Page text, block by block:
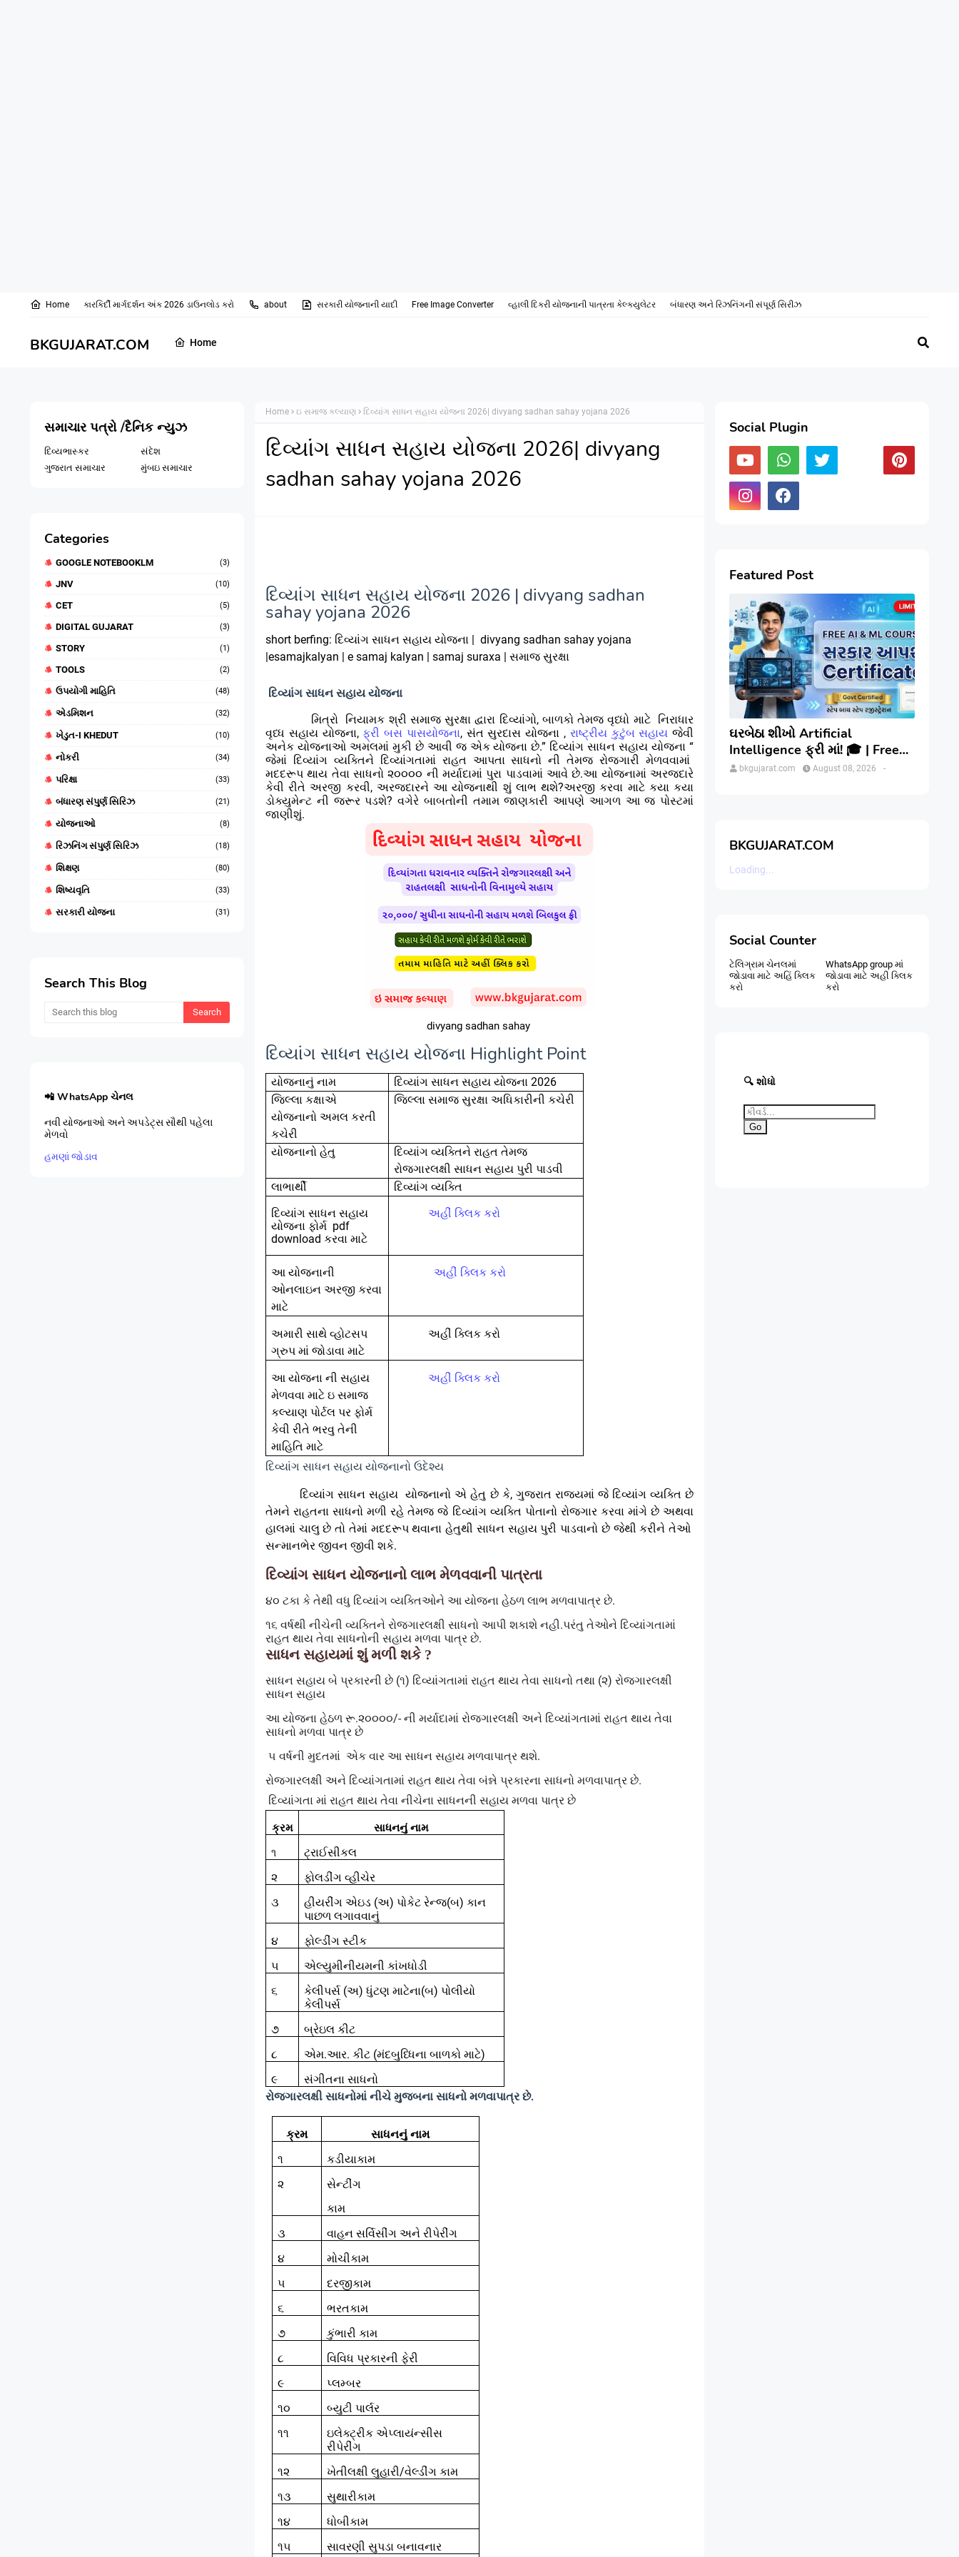
Home કારકિર્દી માર્ગદર્શન અંક 2026 ડાઉનલોડ કરો about સરકારી યોજનાની યાદી Free Image Converter વ્હાલી દિકરી યોજનાની પાત્રતા કેલ્ક્યુલેટર બંધારણ અને રિઝનિંગની સંપૂર્ણ સિરીઝ
BKGUJARAT.COM Home
સમાચાર પત્રો /દૈનિક ન્યુઝ
દિવ્યભાસ્કર
સંદેશ
ગુજરાત સમાચાર
મુંબઇ સમાચાર
Categories
GOOGLE NOTEBOOKLM (3)
JNV (10)
CET (5)
DIGITAL GUJARAT (3)
STORY (1)
TOOLS (2)
ઉપયોગી માહિતિ (48)
એડમિશન (32)
ખેડુત-I KHEDUT (10)
નોકરી (34)
પરિક્ષા (33)
બંધારણ સંપુર્ણ સિરિઝ (21)
યોજનાઓ (8)
રિઝનિંગ સંપુર્ણ સિરિઝ (18)
શિક્ષણ (80)
શિષ્યવૃતિ (33)
સરકારી યોજના (31)
Search This Blog
📲 WhatsApp ચેનલ
નવી યોજનાઓ અને અપડેટ્સ સૌથી પહેલા
મેળવો
હમણાં જોડાવ
Home ઇ સમાજ કલ્યાણ દિવ્યાંગ સાધન સહાય યોજના 2026| divyang sadhan sahay yojana 2026
દિવ્યાંગ સાધન સહાય યોજના 2026| divyang
sadhan sahay yojana 2026
દિવ્યાંગ સાધન સહાય યોજના 2026 | divyang sadhan
sahay yojana 2026
short berfing: દિવ્યાંગ સાધન સહાય યોજના | divyang sadhan sahay yojana
|esamajkalyan | e samaj kalyan | samaj suraxa | સમાજ સુરક્ષા
દિવ્યાંગ સાધન સહાય યોજના
મિત્રો નિયામક શ્રી સમાજ સુરક્ષા દ્વારા દિવ્યાંગો, બાળકો તેમજ વૃધ્ધો માટે નિરાધાર
વૃધ્ધ સહાય યોજના, ફ્રી બસ પાસયોજના, સંત સુરદાસ યોજના , રાષ્ટ્રીય કુટુંબ સહાય જેવી
અનેક યોજનાઓ અમલમાં મુકી છે આવી જ એક યોજના છે.” દિવ્યાંગ સાધન સહાય યોજના “
જેમાં દિવ્યાંગ વ્યક્તિને દિવ્યાંગતામાં રાહત આપતા સાધનો ની તેમજ રોજગારી મેળવવામાં
મદદરૂપ થાય તેવા સાધનો ૨૦૦૦૦ ની મર્યાદામાં પુરા પાડવામાં આવે છે.આ યોજનામાં અરજદારે
કેવી રીતે અરજી કરવી, અરજદારને આ યોજનાથી શું લાભ થશે?અરજી કરવા માટે કયા કયા
ડોક્યુમેન્ટ ની જરૂર પડશે? વગેરે બાબતોની તમામ જાણકારી આપણે આગળ આ જ પોસ્ટમાં
જાણીશું.
divyang sadhan sahay
દિવ્યાંગ સાધન સહાય યોજના Highlight Point
યોજનાનું નામ
દિવ્યાંગ સાધન સહાય યોજના 2026
જિલ્લા કક્ષાએ
યોજનાનો અમલ કરતી
કચેરી
જિલ્લા સમાજ સુરક્ષા અધિકારીની કચેરી
યોજનાનો હેતુ
દિવ્યાંગ વ્યક્તિને રાહત તેમજ
રોજગારલક્ષી સાધન સહાય પુરી પાડવી
લાભાર્થી
દિવ્યાંગ વ્યક્તિ
દિવ્યાંગ સાધન સહાય
યોજના ફોર્મ pdf
download કરવા માટે
અહીં ક્લિક કરો
આ યોજનાની
ઓનલાઇન અરજી કરવા
માટે
અહીં ક્લિક કરો
અમારી સાથે વ્હોટસપ
ગ્રુપ માં જોડાવા માટે
અહીં ક્લિક કરો
આ યોજના ની સહાય
મેળવવા માટે ઇ સમાજ
કલ્યાણ પોર્ટલ પર ફોર્મ
કેવી રીતે ભરવુ તેની
માહિતિ માટે
અહીં ક્લિક કરો
દિવ્યાંગ સાધન સહાય યોજનાનોઉદેશ્ય
દિવ્યાંગ સાધન સહાય યોજનાનો એ હેતુ છે કે, ગુજરાત રાજ્યમાં જે દિવ્યાંગ વ્યક્તિ છે
તેમને રાહતના સાધનો મળી રહે તેમજ જે દિવ્યાંગ વ્યક્તિ પોતાનો રોજગાર કરવા માંગે છે અથવા
હાલમાં ચાલુ છે તો તેમાં મદદરૂપ થવાના હેતુથી સાધન સહાય પુરી પાડવાનો છે જેથી કરીને તેઓ
સન્માનભેર જીવન જીવી શકે.
દિવ્યાંગ સાધન યોજનાનો લાભ મેળવવાની પાત્રતા
૪૦ ટકા કે તેથી વધુ દિવ્યાંગ વ્યક્તિઓને આ યોજના હેઠળ લાભ મળવાપાત્ર છે.
૧૬ વર્ષથી નીચેની વ્યક્તિને રોજગારલક્ષી સાધનો આપી શકાશે નહી.પરંતુ તેઓને દિવ્યાંગતામાં
રાહત થાય તેવા સાધનોની સહાય મળવા પાત્ર છે.
સાધન સહાયમાં શું મળી શકે ?
સાધન સહાય બે પ્રકારની છે (૧) દિવ્યાંગતામાં રાહત થાય તેવા સાધનો તથા (૨) રોજગારલક્ષી
સાધન સહાય
આ યોજના હેઠળ રૂ.૨૦૦૦૦/- ની મર્યાદામાં રોજગારલક્ષી અને દિવ્યાંગતામાં રાહત થાય તેવા
સાધનો મળવા પાત્ર છે
૫ વર્ષની મુદતમાં એક વાર આ સાધન સહાય મળવાપાત્ર થશે.
રોજગારલક્ષી અને દિવ્યાંગતામાં રાહત થાય તેવા બંન્ને પ્રકારના સાધનો મળવાપાત્ર છે.
દિવ્યાંગતા માં રાહત થાય તેવા નીચેના સાધનની સહાય મળવા પાત્ર છે
ક્રમ
સાધનનું નામ
૧
ટ્રાઈસીકલ
૨
ફોલડીંગ વ્હીચેર
૩
હીયરીંગ એઇડ (અ) પોકેટ રેન્જ(બ) કાન
પાછળ લગાવવાનું
૪
ફોલ્‍ડીંગ સ્ટીક
૫
એલ્યુમીનીયમની કાંખધોડી
૬
કેલીપર્સ (અ) ધુંટણ માટેના(બ) પોલીયો
કેલીપર્સ
૭
બ્રેઇલ કીટ
૮
એમ.આર. કીટ (મંદબુધ્‍ધિના બાળકો માટે)
૯
સંગીતના સાધનો
રોજગારલક્ષી સાધનોમાં નીચે મુજબના સાધનો મળવાપાત્ર છે.
ક્રમ
સાધનનું નામ
૧
કડીયાકામ
૨
સેન્ટીંગ
કામ
૩
વાહન સર્વિસીંગ અને રીપેરીંગ
૪
મોચીકામ
૫
દરજીકામ
૬
ભરતકામ
૭
કુંભારી કામ
૮
વિવિધ પ્રકારની ફેરી
૯
પ્લમ્બર
૧૦
બ્યુટી પાર્લર
૧૧
ઇલેક્ટ્રીક એપ્લાયંન્સીસ
રીપેરીંગ
૧૨
ખેતીલક્ષી લુહારી/વેલ્ડીંગ કામ
૧૩
સુથારીકામ
૧૪
ધોબીકામ
૧૫
સાવરણી સુપડા બનાવનાર
Social Plugin
Featured Post
ઘરબેઠા શીખો Artificial
Intelligence ફ્રી માં! 🎓 | Free
Govt AI Course with Certificate
bkgujarat.com -
August 08, 2026
BKGUJARAT.COM
Loading...
Social Counter
ટેલિગ્રામ ચેનલમાં
જોડાવા માટે અહિં ક્લિક
કરો
WhatsApp group માં
જોડાવા માટે અહી ક્લિક
કરો
🔍 શોધો
Go